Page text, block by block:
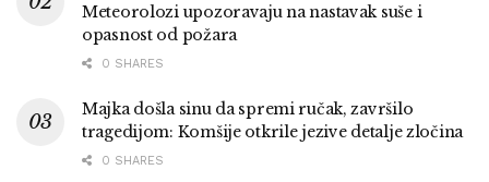
Meteorolozi upozoravaju na nastavak suše i
opasnost od požara
0 SHARES
Majka došla sinu da spremi ručak, završilo
tragedijom: Komšije otkrile jezive detalje zločina
0 SHARES